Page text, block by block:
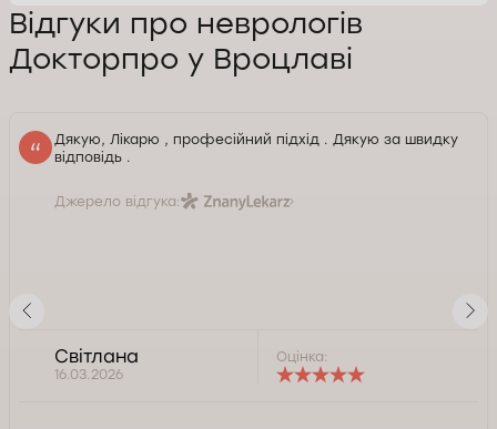
Відгуки про неврологів
Докторпро у Вроцлаві
Дякую, Лікарю , професійний підхід . Дякую за швидку
відповідь .
Джерело відгука:
Світлана
16.03.2026
Оцінка: